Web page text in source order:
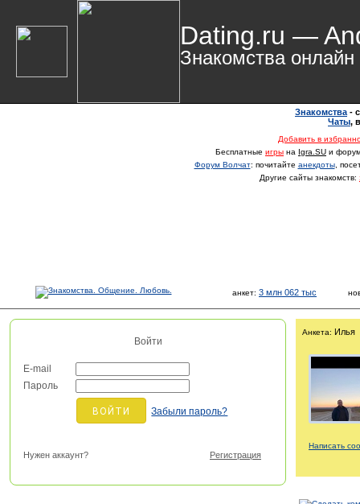
Dating.ru —
Знакомства онлайн
Знакомства -
Чаты,
Добавить в
Бесплатные игры на Igra.SU и
Форум Волчат: почитайте анекдоты,
Другие сайты знакомств:
анкет: 3 млн 062 тыс
Войти
E-mail
Пароль
Забыли пароль?
Нужен аккаунт? Регистрация
Анкета: Илья
Написать